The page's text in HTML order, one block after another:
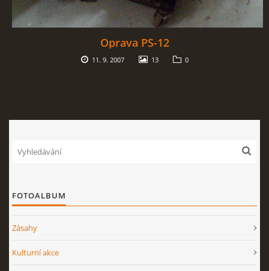
Oprava PS-12
11. 9. 2007 13 0
FOTOALBUM
Zásahy
Kulturní akce